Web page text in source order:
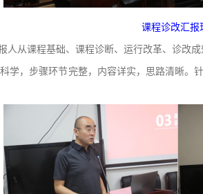
课程诊改汇报
人从课程基础、课程诊断、运行改革、诊改
学，步骤环节完整，内容详实，思路清晰